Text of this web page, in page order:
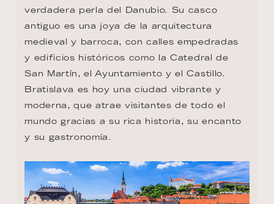
verdadera perla del Danubio. Su casco
antiguo es una joya de la arquitectura
medieval y barroca, con calles empedradas
y edificios históricos como la Catedral de
San Martín, el Ayuntamiento y el Castillo.
Bratislava es hoy una ciudad vibrante y
moderna, que atrae visitantes de todo el
mundo gracias a su rica historia, su encanto
y su gastronomía.